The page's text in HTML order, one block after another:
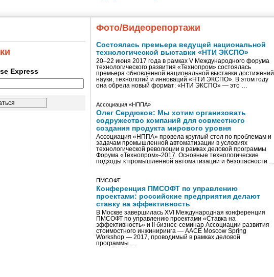
Express
Фото/Видеорепортажи
Состоялась премьера ведущей национальной
технологической выставки «НТИ ЭКСПО»
20–22 июня 2017 года в рамках V Международного форума
технологического развития «Технопром» состоялась
премьера обновленной национальной выставки достижений
науки, технологий и инноваций «НТИ ЭКСПО». В этом году
она обрела новый формат: «НТИ ЭКСПО» — это …
Ассоциация «НППА»
Олег Сердюков: Мы хотим организовать
содружество компаний для совместного
создания продукта мирового уровня
Ассоциация «НППА» провела круглый стол по проблемам и
задачам промышленной автоматизации в условиях
технологической революции в рамках деловой программы
Форума «Технопром»-2017. Основные технологические
подходы к промышленной автоматизации и безопасности …
ПМСОФТ
Конференция ПМСОФТ по управлению
проектами: российские предприятия делают
ставку на эффективность
В Москве завершилась XVI Международная конференция
ПМСОФТ по управлению проектами «Ставка на
эффективность» и II бизнес-семинар Ассоциации развития
стоимостного инжиниринга — AACE Moscow Spring
Workshop — 2017, проводимый в рамках деловой
программы …